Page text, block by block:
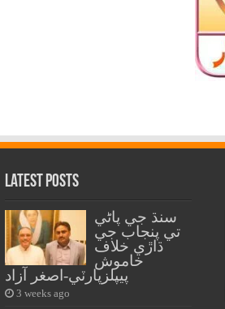
Latest Posts
سنڌ جي پاڻي
تي پنجاب جي
ڌاڙي خلاف
خاموش
پيپلزپارٽي-اصغر آزاد
3 weeks ago